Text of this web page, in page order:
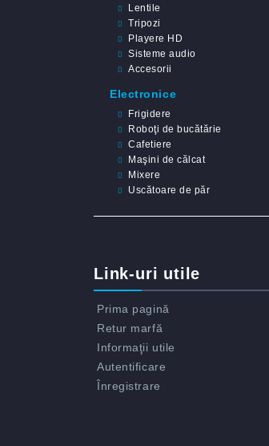
Lentile
Tripozi
Playere HD
Sisteme audio
Accesorii
Electronice
Frigidere
Roboţi de bucătărie
Cafetiere
Maşini de călcat
Mixere
Uscătoare de păr
Link-uri utile
Prima pagină
Retur marfă
Informaţii utile
Autentificare
Înregistrare